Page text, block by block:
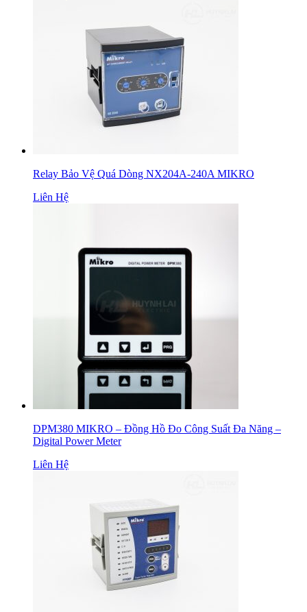
Relay Bảo Vệ Quá Dòng NX204A-240A MIKRO
Liên Hệ
DPM380 MIKRO – Đồng Hồ Đo Công Suất Đa Năng –
Digital Power Meter
Liên Hệ